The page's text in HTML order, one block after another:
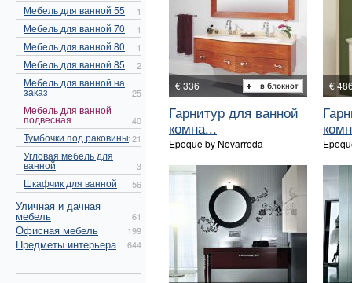
Мебель для ванной 55 1
Мебель для ванной 70 1
Мебель для ванной 80 1
Мебель для ванной 85 2
Мебель для ванной на
заказ 25
Мебель для ванной
подвесная 40
Тумбочки под раковины121
Угловая мебель для
ванной 3
Шкафчик для ванной 56
Уличная и дачная
мебель 61
Офисная мебель 199
Предметы интерьера 644
€ 336
Гарнитур для ванной
комна...
Epoque by Novarreda
€